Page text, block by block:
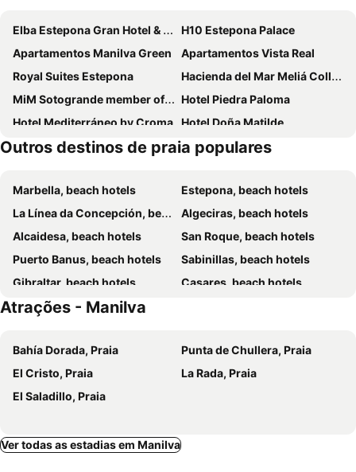
Elba Estepona Gran Hotel & Thalasso Spa
H10 Estepona Palace
Apartamentos Manilva Green
Apartamentos Vista Real
Royal Suites Estepona
Hacienda del Mar Meliá Collection
MiM Sotogrande member of Meliá Collection
Hotel Piedra Paloma
Hotel Mediterráneo by Croma Hotel Doña Matilde
Grand Hotel Las Dunas, Autograph Collection
Hotel El Pilar Andalucia
Hotel Boutique La Brisa del Mar
The Old Town Boutique Hotel - Adults Recommended
Hotel Boutique Casa Veracruz
Don Agustin
Hotel Doña Luisa
Hacienda Beach
Apartamentos Miguel Angel
Las Brisas Estepona
Rio Manilva
Sechi Aparthotel Marbella - Self Service
La Dulcinea
Estepona Hotel & Spa Resort
Hotel Buenavista
Ibersol Resort
Boutique Al- Ana Marbella
Outros destinos de praia populares
Marbella, beach hotels
Estepona, beach hotels
La Línea da Concepción, beach hotels
Algeciras, beach hotels
Alcaidesa, beach hotels
San Roque, beach hotels
Puerto Banus, beach hotels
Sabinillas, beach hotels
Gibraltar, beach hotels
Casares, beach hotels
San Pedro de Alcántara, beach hotels
Atrações - Manilva
Bahía Dorada, Praia
Punta de Chullera, Praia
El Cristo, Praia
La Rada, Praia
El Saladillo, Praia
Ver todas as estadias em Manilva